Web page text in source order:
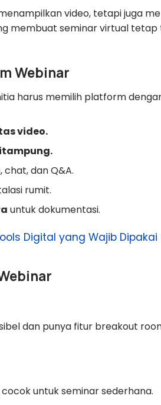
video, tetapi juga
membuat seminar virtual tetap
Webinar
harus memilih platform
video.
dan Q&A.
rumit.
untuk dokumentasi.
Digital yang Wajib
dan punya fitur breakout
untuk seminar sederhana.